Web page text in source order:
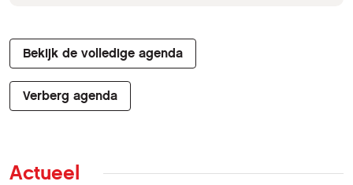
Bekijk de volledige agenda
Verberg agenda
Actueel